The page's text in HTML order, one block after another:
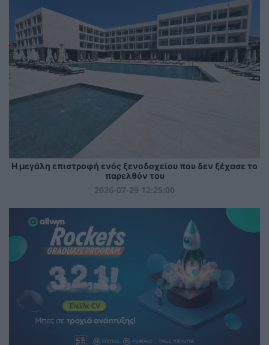
Η μεγάλη επιστροφή ενός ξενοδοχείου που δεν ξέχασε το
παρελθόν του
2026-07-29 12:25:00